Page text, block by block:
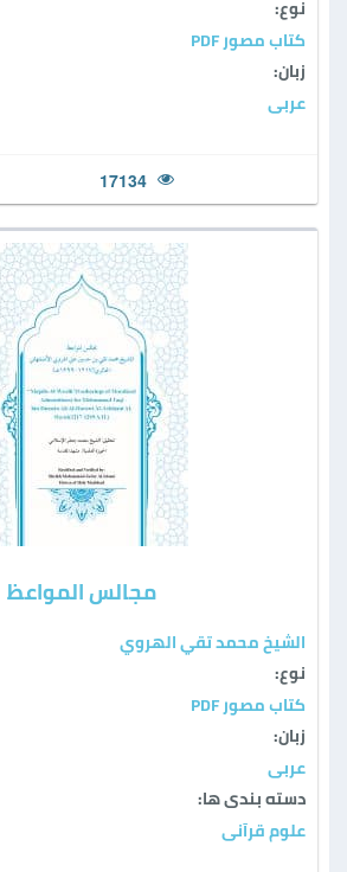
نوع:
كتاب مصور PDF
زبان:
عربی
17134
مجالس المواعظ
الشيخ محمد تقي الهروي
نوع:
كتاب مصور PDF
زبان:
عربی
دسته بندی ها:
علوم قرآنی